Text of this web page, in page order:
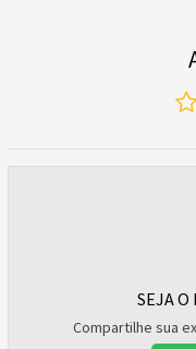
SEJA O
Compartilhe sua